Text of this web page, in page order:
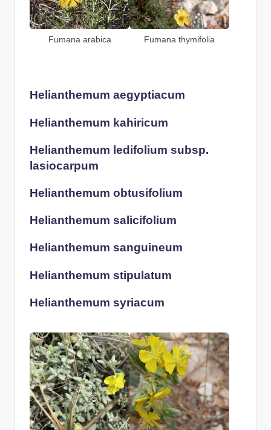
Fumana arabica Fumana thymifolia
Helianthemum aegyptiacum
Helianthemum kahiricum
Helianthemum ledifolium subsp.
lasiocarpum
Helianthemum obtusifolium
Helianthemum salicifolium
Helianthemum sanguineum
Helianthemum stipulatum
Helianthemum syriacum